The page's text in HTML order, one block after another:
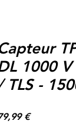
1000
TLS -
€Prix